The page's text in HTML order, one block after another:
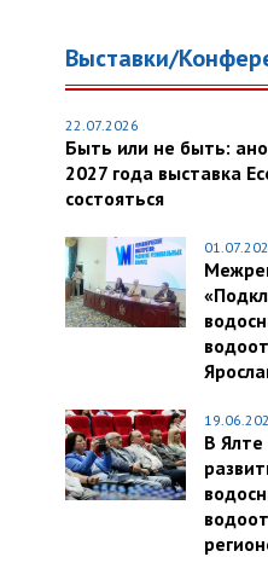
Выставки/
22.07.2026
Быть или не быть:
2027 года выставка
состояться
В